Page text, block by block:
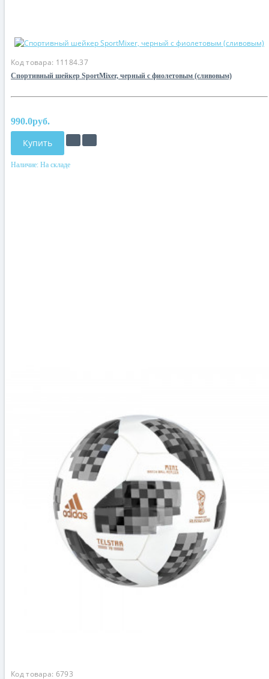
Код товара: 11184.37
Спортивный шейкер SportMixer, черный с фиолетовым (сливовым)
990.0руб.
Купить
Наличие: На складе
Код товара: 6793